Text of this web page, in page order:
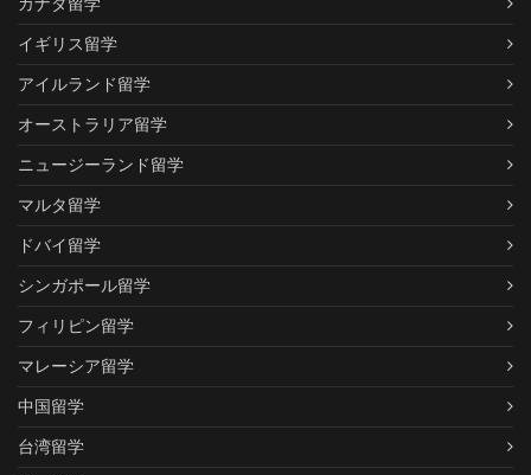
イギリス留学
アイルランド留学
オーストラリア留学
ニュージーランド留学
マルタ留学
ドバイ留学
シンガポール留学
フィリピン留学
マレーシア留学
中国留学
台湾留学